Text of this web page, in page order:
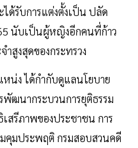
ด้รับการแต่งตั้งเป็น ปลัด
นับเป็นผู้หญิงอีกคนที่ก้าว
สูงสุดของกระทรวง
หน่ง ได้กำกับดูแลนโยบาย
พัฒนากระบวนการยุติธรรม
สรีภาพของประชาชน การ
คุมประพฤติ กรมสอบสวนคดี